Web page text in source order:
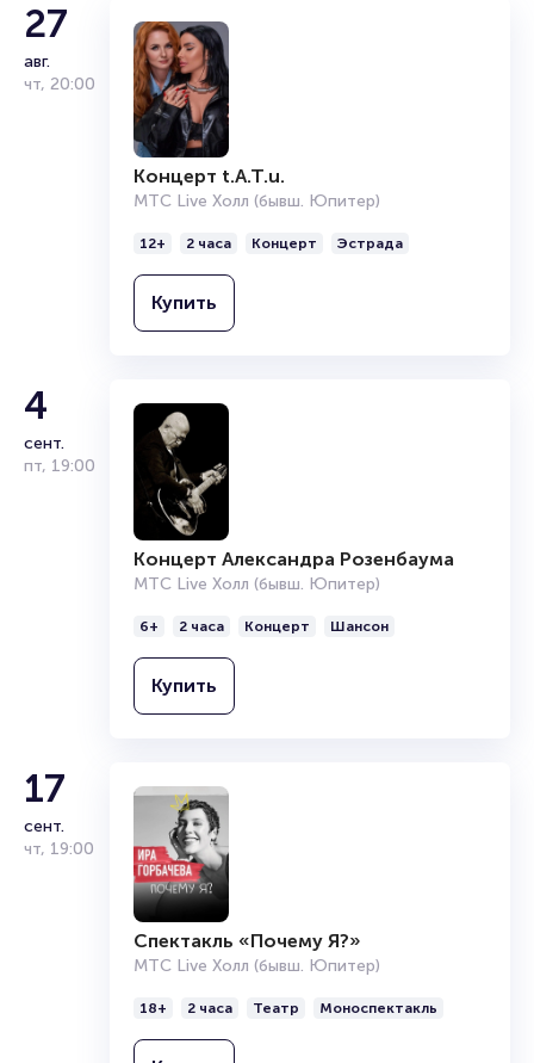
Полезные ссылки
Подробнее о том, как вернуть, сдать или продать билет
читайте в разделах:
Продать билет
Организаторам
27
авг.
чт, 20:00
Концерт t.A.T.u.
МТС Live Холл (бывш. Юпитер)
12+ 2 часа Концерт Эстрада
Купить
4
сент.
пт, 19:00
Концерт Александра Розенбаума
МТС Live Холл (бывш. Юпитер)
6+ 2 часа Концерт Шансон
Купить
17
сент.
чт, 19:00
Спектакль «Почему Я?»
МТС Live Холл (бывш. Юпитер)
18+ 2 часа Театр Моноспектакль